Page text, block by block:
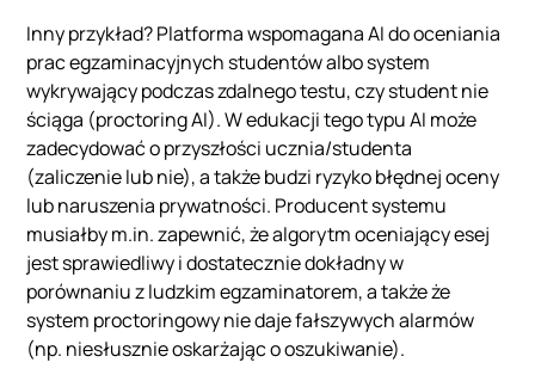
Inny przykład? Platforma wspomagana AI do oceniania
prac egzaminacyjnych studentów albo system
wykrywający podczas zdalnego testu, czy student nie
ściąga (proctoring AI). W edukacji tego typu AI może
zadecydować o przyszłości ucznia/studenta
(zaliczenie lub nie), a także budzi ryzyko błędnej oceny
lub naruszenia prywatności. Producent systemu
musiałby m.in. zapewnić, że algorytm oceniający esej
jest sprawiedliwy i dostatecznie dokładny w
porównaniu z ludzkim egzaminatorem, a także że
system proctoringowy nie daje fałszywych alarmów
(np. niesłusznie oskarżając o oszukiwanie).